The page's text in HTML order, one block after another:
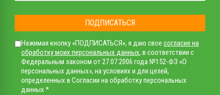
ПОДПИСАТЬСЯ
Нажимая кнопку «ПОДПИСАТЬСЯ», я даю свое согласие на
обработку моих персональных данных, в соответствии с
Федеральным законом от 27.07.2006 года №152-ФЗ «О
персональных данных», на условиях и для целей,
определенных в Согласии на обработку персональных
данных *